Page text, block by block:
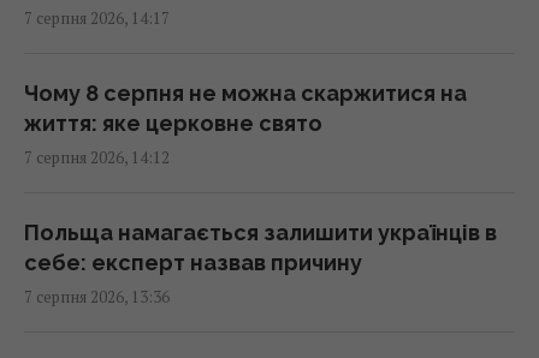
13:51 п'ятниця, 07 серпня 2026
13:31 п'ятниця, 07 серпня 2026
7 серпня 2026, 14:17
Чому 8 серпня не можна скаржитися на
життя: яке церковне свято
7 серпня 2026, 14:12
Польща намагається залишити українців в
себе: експерт назвав причину
7 серпня 2026, 13:36